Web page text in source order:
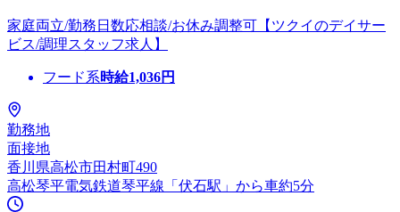
家庭両立/勤務日数応相談/お休み調整可【ツクイのデイサー
ビス/調理スタッフ求人】
フード系時給1,036円
勤務地
面接地
香川県高松市田村町490
高松琴平電気鉄道琴平線「伏石駅」から車約5分